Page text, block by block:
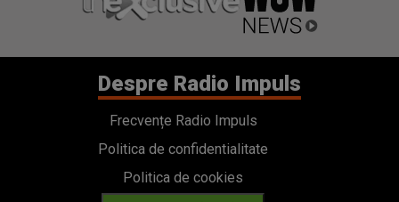
Despre Radio Impuls
Frecvențe Radio Impuls
Politica de confidentialitate
Politica de cookies